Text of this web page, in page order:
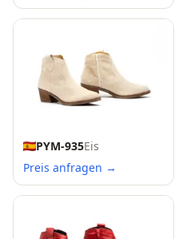
PYM-935Eis
Preis anfragen →